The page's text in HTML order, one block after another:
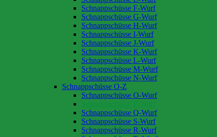
Schnappschüsse F-Wurf
Schnappschüsse G-Wurf
Schnappschüsse H-Wurf
Schnappschüsse I-Wurf
Schnappschüsse J-Wurf
Schnappschüsse K-Wurf
Schnappschüsse L-Wurf
Schnappschüsse M-Wurf
Schnappschüsse N-Wurf
Schnappschüsse O-Z
Schnappschüsse O-Wurf
Schnappschüsse P-Wurf
Schnappschüsse Q-Wurf
Schnappschüsse S-Wurf
Schnappschüsse R-Wurf